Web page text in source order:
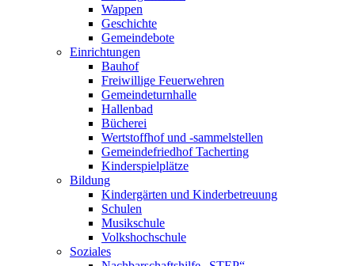
Wappen
Geschichte
Gemeindebote
Einrichtungen
Bauhof
Freiwillige Feuerwehren
Gemeindeturnhalle
Hallenbad
Bücherei
Wertstoffhof und -sammelstellen
Gemeindefriedhof Tacherting
Kinderspielplätze
Bildung
Kindergärten und Kinderbetreuung
Schulen
Musikschule
Volkshochschule
Soziales